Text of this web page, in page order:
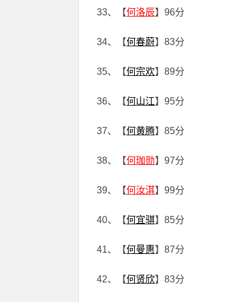
33、【何洛辰】96分
34、【何春蔚】83分
35、【何宗欢】89分
36、【何山江】95分
37、【何黄腾】85分
38、【何珈勋】97分
39、【何汝淇】99分
40、【何宜骐】85分
41、【何曼惠】87分
42、【何贤欣】83分